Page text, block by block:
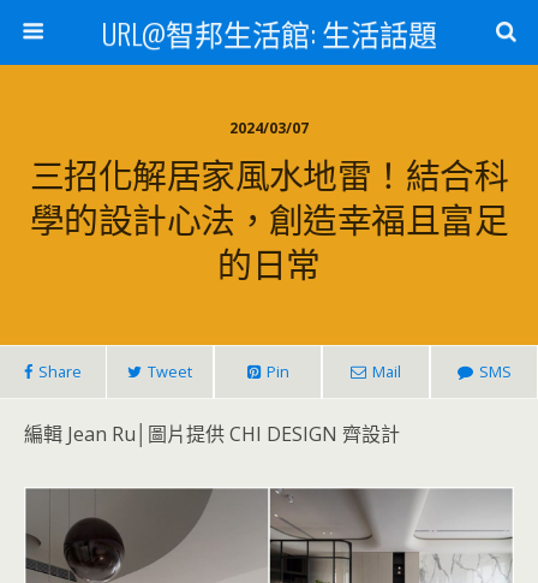
URL@智邦生活館: 生活話題
2024/03/07
三招化解居家風水地雷！結合科
學的設計心法，創造幸福且富足
的日常
Share Tweet Pin Mail SMS
編輯 Jean Ru│圖片提供 CHI DESIGN 齊設計